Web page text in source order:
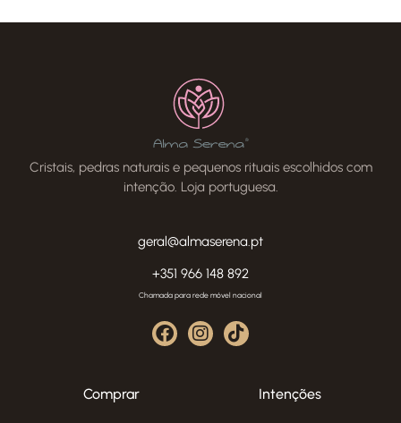
Cristais, pedras naturais e pequenos rituais escolhidos com
intenção. Loja portuguesa.
geral@almaserena.pt
+351 966 148 892
Chamada para rede móvel nacional
Comprar Intenções